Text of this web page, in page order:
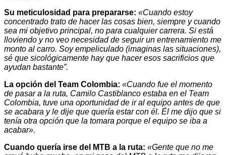
Su meticulosidad para prepararse: «Cuando estoy
concentrado trato de hacer las cosas bien, siempre y cuando
sea mi objetivo principal, no para cualquier carrera. Si está
lloviendo y no veo necesidad de seguir un entrenamiento me
monto al carro. Soy empeliculado (imaginas las situaciones),
sé que sicológicamente hay que hacer esos sacrificios que
ayudan bastante”.
La opción del Team Colombia: «Cuando fue el momento
de pasar a la ruta, Camilo Castiblanco estaba en el Team
Colombia, tuve una oportunidad de ir al equipo antes de que
se acabara y le dije que quería estar con él. Él me dijo que si
tenía otra opción que la tomara porque el equipo se iba a
acabar».
Cuando quería irse del MTB a la ruta: «Gente que no me